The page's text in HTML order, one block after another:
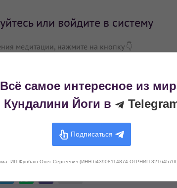
или войдите в систему
медитации, нажмите на кнопку 👇
Поделитесь с друзьями!
Всё самое интересное из
Кундалини Йоги в
Подписаться
ИП Фунбаю Олег Сергеевич (ИНН 643908114874 ОГРНИП